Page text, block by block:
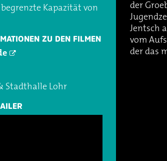
Kapazität von
ZU DEN FILMEN
Stadthalle Lohr
der
Jentsch
vom
der das